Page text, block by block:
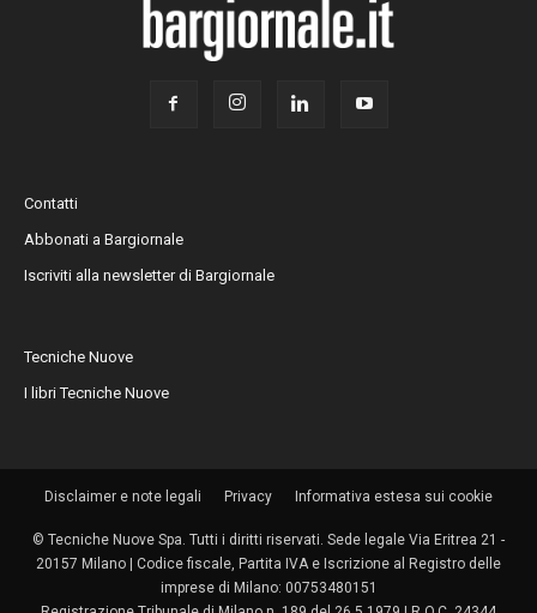
Contatti
Abbonati a Bargiornale
Iscriviti alla newsletter di Bargiornale
Tecniche Nuove
I libri Tecniche Nuove
Disclaimer e note legali Privacy Informativa estesa sui cookie
© Tecniche Nuove Spa. Tutti i diritti riservati. Sede legale Via Eritrea 21 -
20157 Milano | Codice fiscale, Partita IVA e Iscrizione al Registro delle
imprese di Milano: 00753480151